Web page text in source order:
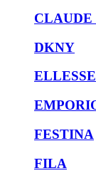
CLAUDE
DKNY
ELLESSE
FESTINA
FILA